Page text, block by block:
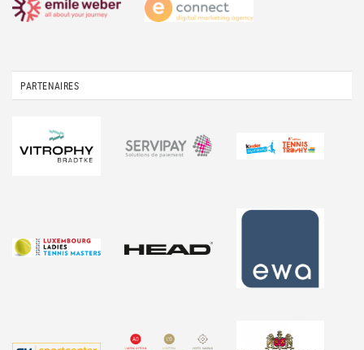
PARTENAIRES